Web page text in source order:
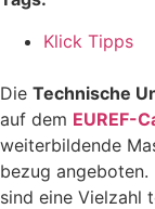
Klick Tipps
Die Technische
auf dem EUREF-
weiterbildende
bezug
sind eine Vielzahl